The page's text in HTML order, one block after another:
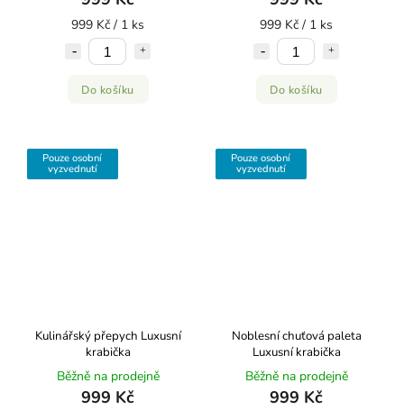
999 Kč / 1 ks
Do košíku
999 Kč / 1 ks
Do košíku
Pouze osobní
vyzvednutí
Kulinářský přepych Luxusní
krabička
Běžně na prodejně
999 Kč
Pouze osobní
vyzvednutí
Noblesní chuťová paleta
Luxusní krabička
Běžně na prodejně
999 Kč